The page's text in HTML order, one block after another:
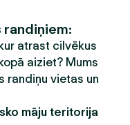
randiņiem:
atrast cilvēkus
aiziet? Mums
randiņu vietas un
māju teritorija